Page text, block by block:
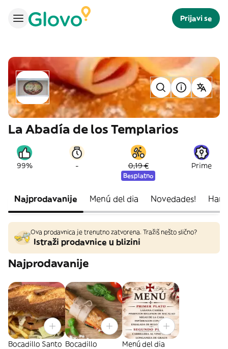
Prijavi se
La Abadía de los Templarios
99% - 0,19 €
Besplatno
Prime
Najprodavanije Menú del dia Novedades!
Ova prodavnica je trenutno zatvorena. Tražiš nešto slično?
Istraži prodavnice u blizini
Najprodavanije
Bocadillo Santo Bocadillo
Menú del dia